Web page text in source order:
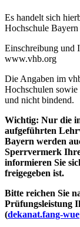
Es handelt sich
Hochschule
Einschreibung und
www.vhb.org
Die Angaben im
Hochschulen
und nicht bindend.
Wichtig: Nur die
aufgeführten
Bayern werden
Sperrvermerk
informieren Sie
freigegeben ist.
Bitte reichen Sie
Prüfungsleistung
(dekanat.fang-